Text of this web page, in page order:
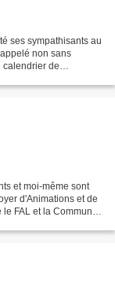
ses sympathisants au
non sans
calendrier de
et moi-même sont
d'Animations et de
FAL et la Commune